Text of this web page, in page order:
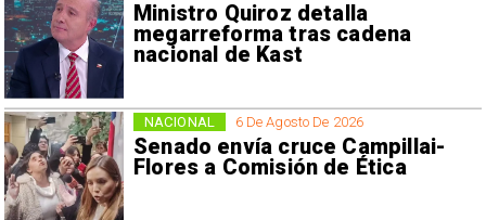
Ministro Quiroz detalla
megarreforma tras cadena
nacional de Kast
6 De Agosto De 2026
Senado envía cruce Campillai-
Flores a Comisión de Ética
NACIONAL